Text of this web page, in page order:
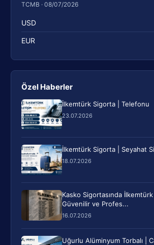
TCMB · 08/07/2026
USD
EUR
Özel Haberler
İlkemtürk Sigorta | Telefonu
23.07.2026
İlkemtürk Sigorta | Seyahat
18.07.2026
Kasko Sigortasında
Güvenilir ve Profes...
16.07.2026
Uğurlu Alüminyum Torbalı |